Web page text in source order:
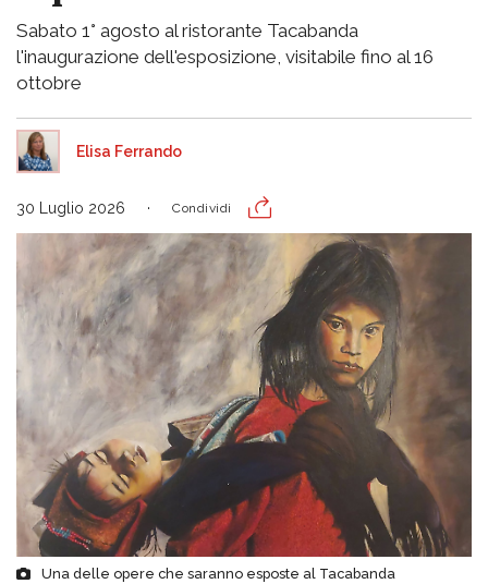
Sabato 1° agosto al ristorante Tacabanda
l'inaugurazione dell'esposizione, visitabile fino al 16
ottobre
Elisa Ferrando
30 Luglio 2026 Condividi
Una delle opere che saranno esposte al Tacabanda